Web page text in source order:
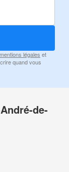
mentions légales et
quand vous
de-